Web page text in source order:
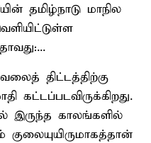
தமிழ்நாடு மாநில
திட்டத்திற்கு
கட்டப்படவிருக்கிறது.
இருந்த காலங்களில்
குலையுயிருமாகத்தான்